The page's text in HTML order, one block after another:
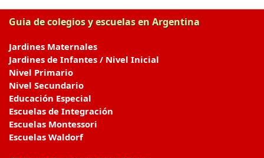
Guia de colegios y escuelas en Argentina
Jardines Maternales
Jardines de Infantes / Nivel Inicial
Nivel Primario
Nivel Secundario
Educación Especial
Escuelas de Integración
Escuelas Montessori
Escuelas Waldorf